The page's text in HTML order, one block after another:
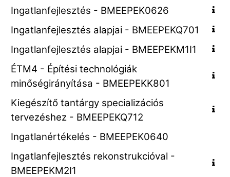
Ingatlanfejlesztés - BMEEPEK0626
Ingatlanfejlesztés alapjai - BMEEPEKQ701
Ingatlanfejlesztés alapjai - BMEEPEKM1I1
ÉTM4 - Építési technológiák
minőségirányítása - BMEEPEKK801
Kiegészítő tantárgy specializációs
tervezéshez - BMEEPEKQ712
Ingatlanértékelés - BMEEPEK0640
Ingatlanfejlesztés rekonstrukcióval -
BMEEPEKM2I1